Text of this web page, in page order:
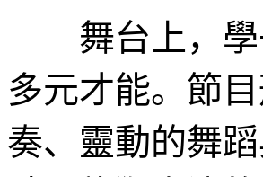
舞台上，學
多元才能。節
奏、靈動的舞